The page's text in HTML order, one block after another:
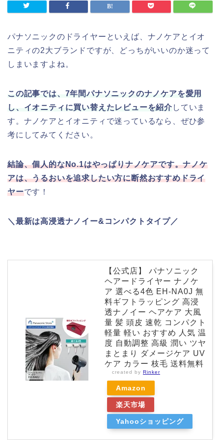
パナソニックのドライヤーといえば、ナノケアとイオ
ニティの2大ブランドですが、どっちがいいのか迷って
しまいますよね。
この記事では、7年間パナソニックのナノケアを愛用
し、イオニティに買い替えたレビューを紹介 していま
す。ナノケアとイオニティで迷っているなら、ぜひ参
考にしてみてください。
結論、個人的なNo.1はやっぱりナノケアです。ナノケ
アは、うるおいを追求したい方に断然おすすめドライ
ヤーです！
＼最新は高浸透ナノイー&コンパクトタイプ／
【公式店】 パナソニック
ヘアードライヤー ナノケ
ア 選べる4色 EH-NA0J 無
料ギフトラッピング 高浸
透ナノイー ヘアケア 大風
量 髪 頭皮 速乾 コンパクト
軽量 軽い おすすめ 人気 温
度 自動調整 高級 潤い ツヤ
まとまり ダメージケア UV
ケア カラー 枝毛 送料無料
created by Rinker
Amazon
楽天市場
Yahooショッピング